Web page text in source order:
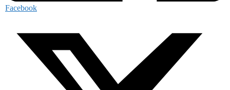
Facebook